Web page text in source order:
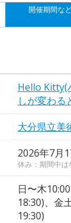
開催期間な
Hello Kitty(
しが変わる
大分県立美
2026年7月
休み：期間中は
日〜木
18:30)、金
19:30)